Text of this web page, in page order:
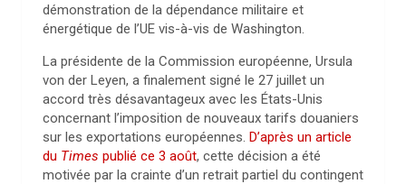
démonstration de la dépendance militaire et
énergétique de l’UE vis-à-vis de Washington.
La présidente de la Commission européenne, Ursula
von der Leyen, a finalement signé le 27 juillet un
accord très désavantageux avec les États-Unis
concernant l’imposition de nouveaux tarifs douaniers
sur les exportations européennes. D’après un article
du Times publié ce 3 août, cette décision a été
motivée par la crainte d’un retrait partiel du contingent